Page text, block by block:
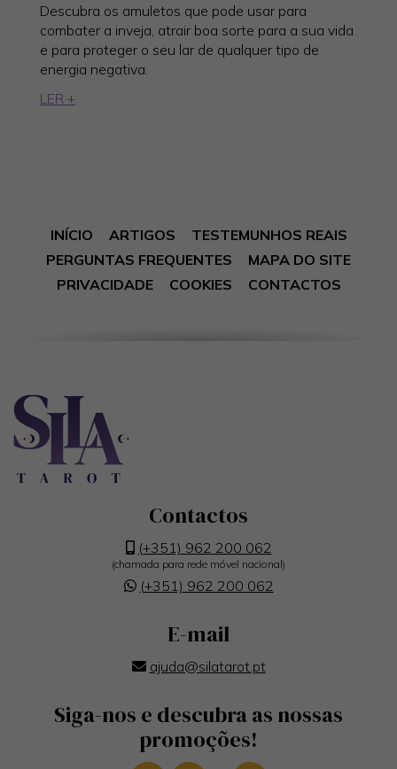
Descubra os amuletos que pode usar para
combater a inveja, atrair boa sorte para a sua vida
e para proteger o seu lar de qualquer tipo de
energia negativa.
LER +
INÍCIO ARTIGOS
TESTEMUNHOS REAIS
PERGUNTAS FREQUENTES
MAPA DO SITE
PRIVACIDADE
COOKIES CONTACTOS
Contactos
(+351) 962 200 062
(chamada para rede móvel nacional)
(+351) 962 200 062
E-mail
ajuda@silatarot.pt
Siga-nos e descubra as nossas
promoções!